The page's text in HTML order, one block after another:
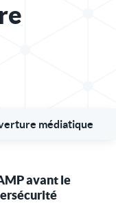
médiatique
avant le